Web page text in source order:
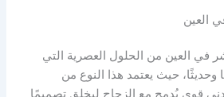
العين
في العين من الحلول العصرية التي
وحديثًا، حيث يعتمد هذا النوع من